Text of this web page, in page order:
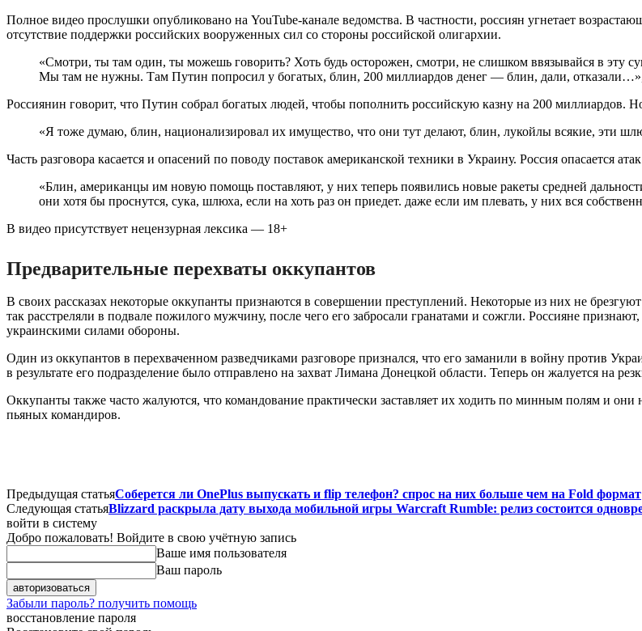
Полное видео прослушки опубликовано на YouTube-канале ведомства. В частности, россиян угнетает
отсутствие поддержки российских вооруженных сил со стороны российской олигархии.
«Смотри, ты там один, ты можешь говорить? Хоть будь осторожен, смотри, не слишком ввязывайся в эту
Мы там не нужны. Там Путин попросил у богатых, блин, 200 миллиардов денег — блин, дали,
Россиянин говорит, что Путин собрал богатых людей, чтобы пополнить российскую казну на 200 миллиардов.
«Я тоже думаю, блин, национализировал их имущество, что они тут делают, блин, лукойлы всякие, эти
Часть разговора касается и опасений по поводу поставок американской техники в Украину. Россия опасается
«Блин, американцы им новую помощь поставляют, у них теперь появились новые ракеты средней
они хотя бы проснутся, сука, шлюха, если на хоть раз он приедет. даже если им плевать, у них вся
В видео присутствует нецензурная лексика — 18+
Предварительные перехваты оккупантов
В своих рассказах некоторые оккупанты признаются в совершении преступлений. Некоторые из них не
так расстреляли в подвале пожилого мужчину, после чего его забросали гранатами и сожгли. Россияне
украинскими силами обороны.
Один из оккупантов в перехваченном разведчиками разговоре признался, что его заманили в войну против
в результате его подразделение было отправлено на захват Лимана Донецкой области. Теперь он жалуется на
Оккупанты также часто жалуются, что командование практически заставляет их ходить по минным полям и
пьяных командиров.
Предыдущая статьяСоберется ли OnePlus выпускать и flip телефон? спрос на них больше чем на Fold формат
Следующая статьяBlizzard раскрыла дату выхода мобильной игры Warcraft Rumble: релиз состоится
войти в систему
Добро пожаловать! Войдите в свою учётную запись
Ваше имя пользователя
Ваш пароль
Забыли пароль? получить помощь
восстановление пароля